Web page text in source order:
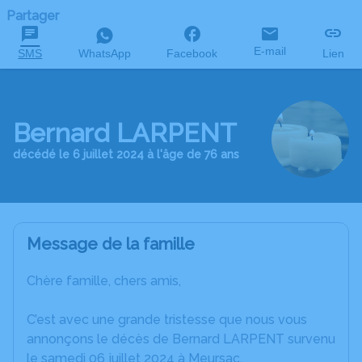
Partager
SMS WhatsApp Facebook E-mail Lien
Bernard LARPENT
décédé le 6 juillet 2024 à l'âge de 76 ans
Message de la famille
Chère famille, chers amis,
C’est avec une grande tristesse que nous vous
annonçons le décès de Bernard LARPENT survenu
le samedi 06 juillet 2024 à Meursac.